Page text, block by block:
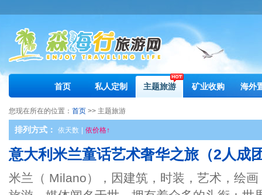
首页 私人定制 主题旅游 矿业收购 海外
您现在所在的位置： 首页 >> 主题旅游
排列方式： 依天数 依价格↑
意大利米兰童话艺术奢华之旅（2人成
米兰（ Milano），因建筑，时装，艺术，绘